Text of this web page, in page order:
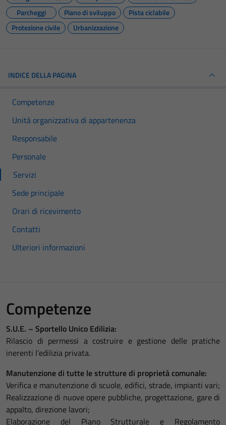
Parcheggi
Piano di sviluppo
Pista ciclabile
Protezione civile
Urbanizzazione
INDICE DELLA PAGINA
Competenze
Unità organizzativa di appartenenza
Responsabile
Personale
Servizi
Sede principale
Orari di ricevimento
Contatti
Ulteriori informazioni
Competenze
S.U.E. – Sportello Unico Edilizia:
Rilascio di permessi a costruire e gestione delle pratiche
inerenti l’edilizia privata.
Manutenzione di tutte le strutture di proprietà comunale:
Verifica e manutenzione di scuole, edifici, strade, impianti vari;
Realizzazione di nuove opere pubbliche, progettazione, gare di
appalto, direzione lavori;
Elaborazione del Piano Strutturale e Regolamento